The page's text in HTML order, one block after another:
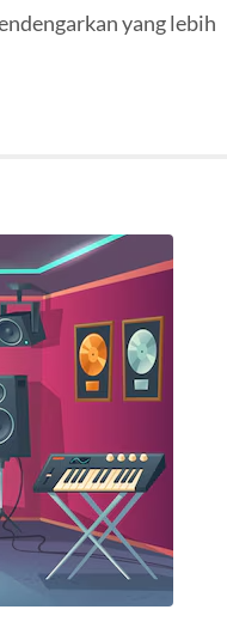
yang lebih